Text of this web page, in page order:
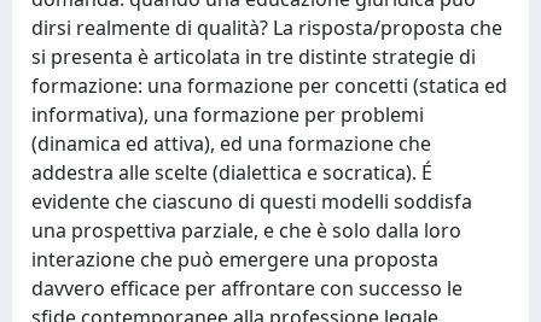
dirsi realmente di qualità? La risposta/proposta che
si presenta è articolata in tre distinte strategie di
formazione: una formazione per concetti (statica ed
informativa), una formazione per problemi
(dinamica ed attiva), ed una formazione che
addestra alle scelte (dialettica e socratica). É
evidente che ciascuno di questi modelli soddisfa
una prospettiva parziale, e che è solo dalla loro
interazione che può emergere una proposta
davvero efficace per affrontare con successo le